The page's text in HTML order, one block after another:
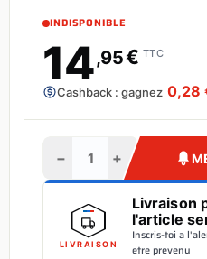
INDISPONIBLE
14,95€ TTC
Cashback : gagnez 0,28
− +
LIVRAISON
Livraison
l'article
Inscris-toi a
etre prevenu